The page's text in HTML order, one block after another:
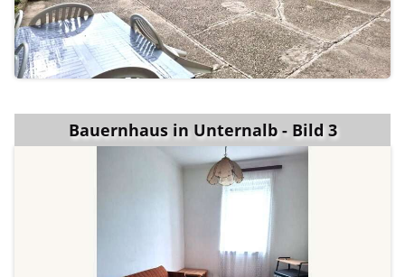
Bauernhaus in Unternalb - Bild 3